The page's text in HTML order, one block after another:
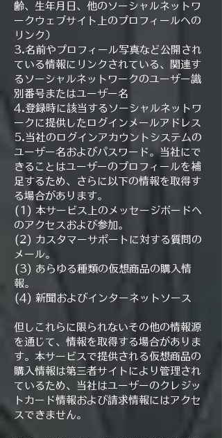
齢、生年月日、他のソーシャルネットワ
ークウェブサイト上のプロフィールへの
リンク）
3.名前やプロフィール写真など公開され
ている情報にリンクされている、関連す
るソーシャルネットワークのユーザー識
別番号またはユーザー名
4.登録時に該当するソーシャルネットワ
ークに提供したログインメールアドレス
5.当社のログインアカウントシステムの
ユーザー名およびパスワード。当社にで
きることはユーザーのプロフィールを補
足するため、さらに以下の情報を取得す
る場合があります。
(1) 本サービス上のメッセージボードへ
のアクセスおよび参加。
(2) カスタマーサポートに対する質問の
メール。
(3) あらゆる種類の仮想商品の購入情
報。
(4) 新聞およびインターネットソース
但しこれらに限られないその他の情報源
を通じて、情報を取得する場合がありま
す。本サービスで提供される仮想商品の
購入情報は第三者サイトにより管理され
ているため、当社はユーザーのクレジッ
トカード情報および請求情報にはアクセ
スできません。